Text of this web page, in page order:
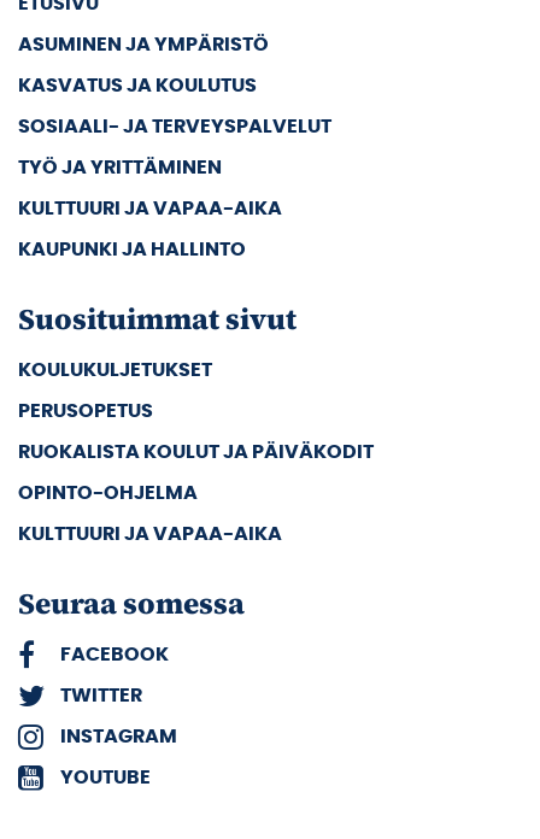
ASUMINEN JA YMPÄRISTÖ
KASVATUS JA KOULUTUS
SOSIAALI- JA TERVEYSPALVELUT
TYÖ JA YRITTÄMINEN
KULTTUURI JA VAPAA-AIKA
KAUPUNKI JA HALLINTO
Suosituimmat sivut
KOULUKULJETUKSET
PERUSOPETUS
RUOKALISTA KOULUT JA PÄIVÄKODIT
OPINTO-OHJELMA
KULTTUURI JA VAPAA-AIKA
Seuraa somessa
FACEBOOK
TWITTER
INSTAGRAM
YOUTUBE